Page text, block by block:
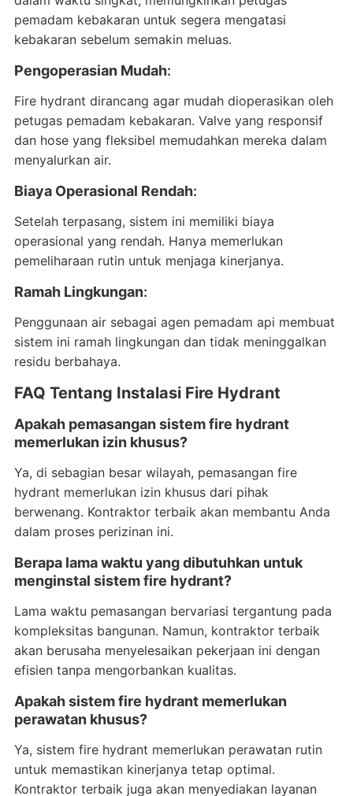
pemadam kebakaran untuk segera mengatasi
kebakaran sebelum semakin meluas.
Pengoperasian Mudah:
Fire hydrant dirancang agar mudah dioperasikan oleh
petugas pemadam kebakaran. Valve yang responsif
dan hose yang fleksibel memudahkan mereka dalam
menyalurkan air.
Biaya Operasional Rendah:
Setelah terpasang, sistem ini memiliki biaya
operasional yang rendah. Hanya memerlukan
pemeliharaan rutin untuk menjaga kinerjanya.
Ramah Lingkungan:
Penggunaan air sebagai agen pemadam api membuat
sistem ini ramah lingkungan dan tidak meninggalkan
residu berbahaya.
FAQ Tentang Instalasi Fire Hydrant
Apakah pemasangan sistem fire hydrant
memerlukan izin khusus?
Ya, di sebagian besar wilayah, pemasangan fire
hydrant memerlukan izin khusus dari pihak
berwenang. Kontraktor terbaik akan membantu Anda
dalam proses perizinan ini.
Berapa lama waktu yang dibutuhkan untuk
menginstal sistem fire hydrant?
Lama waktu pemasangan bervariasi tergantung pada
kompleksitas bangunan. Namun, kontraktor terbaik
akan berusaha menyelesaikan pekerjaan ini dengan
efisien tanpa mengorbankan kualitas.
Apakah sistem fire hydrant memerlukan
perawatan khusus?
Ya, sistem fire hydrant memerlukan perawatan rutin
untuk memastikan kinerjanya tetap optimal.
Kontraktor terbaik juga akan menyediakan layanan